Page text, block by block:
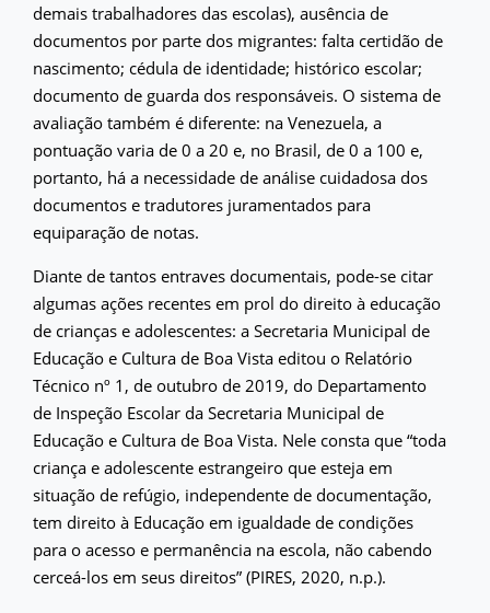
demais trabalhadores das escolas), ausência de
documentos por parte dos migrantes: falta certidão de
nascimento; cédula de identidade; histórico escolar;
documento de guarda dos responsáveis. O sistema de
avaliação também é diferente: na Venezuela, a
pontuação varia de 0 a 20 e, no Brasil, de 0 a 100 e,
portanto, há a necessidade de análise cuidadosa dos
documentos e tradutores juramentados para
equiparação de notas.
Diante de tantos entraves documentais, pode-se citar
algumas ações recentes em prol do direito à educação
de crianças e adolescentes: a Secretaria Municipal de
Educação e Cultura de Boa Vista editou o Relatório
Técnico nº 1, de outubro de 2019, do Departamento
de Inspeção Escolar da Secretaria Municipal de
Educação e Cultura de Boa Vista. Nele consta que “toda
criança e adolescente estrangeiro que esteja em
situação de refúgio, independente de documentação,
tem direito à Educação em igualdade de condições
para o acesso e permanência na escola, não cabendo
cerceá-los em seus direitos” (PIRES, 2020, n.p.).